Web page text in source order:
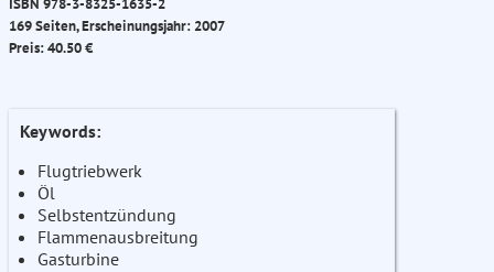
169 Seiten, Erscheinungsjahr: 2007
Preis: 40.50 €
Keywords:
Flugtriebwerk
Öl
Selbstentzündung
Flammenausbreitung
Gasturbine